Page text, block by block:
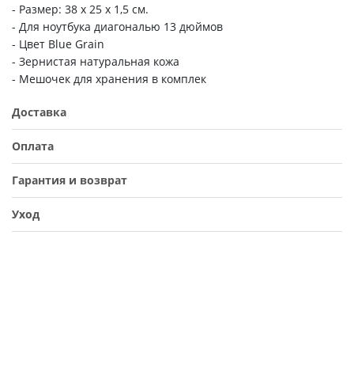
- Размер: 38 x 25 х 1,5 см.
- Для ноутбука диагональю 13 дюймов
- Цвет Blue Grain
- Зернистая натуральная кожа
- Мешочек для хранения в комплек
Доставка
Оплата
Гарантия и возврат
Уход